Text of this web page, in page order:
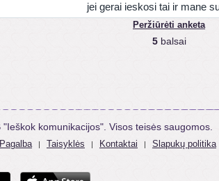
jei gerai ieskosi tai ir mane
Peržiūrėti anketa
5balsai
komunikacijos". Visos teisės saugomos.
Pagalba | Taisyklės | Kontaktai | Slapukų politika